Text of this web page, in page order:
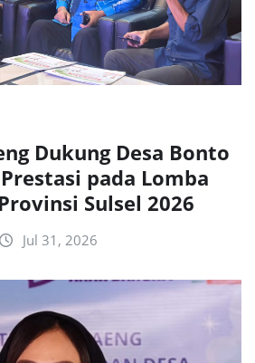
Dukung Desa Bonto
pada Lomba
Sulsel 2026
Jul 31, 2026